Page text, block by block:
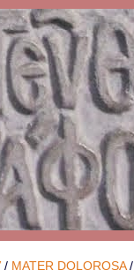
/ MATER DOLOROSA/